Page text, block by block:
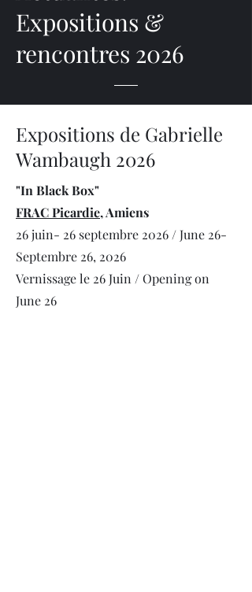
Expositions &
rencontres 2026
Expositions de Gabrielle
Wambaugh 2026
"In Black Box"
FRAC Picardie, Amiens
26 juin- 26 septembre 2026 / June 26-
Septembre 26, 2026
Vernissage le 26 Juin / Opening on
June 26